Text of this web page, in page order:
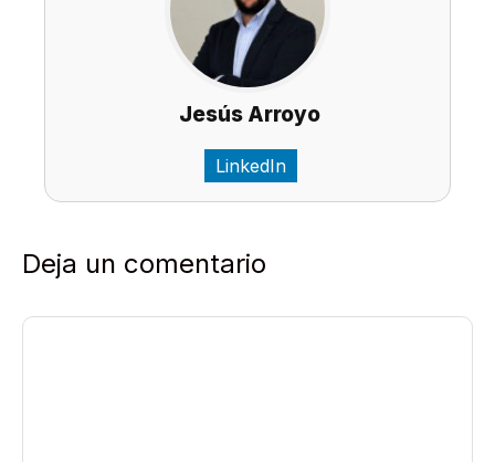
Jesús Arroyo
LinkedIn
Deja un comentario
Comentario